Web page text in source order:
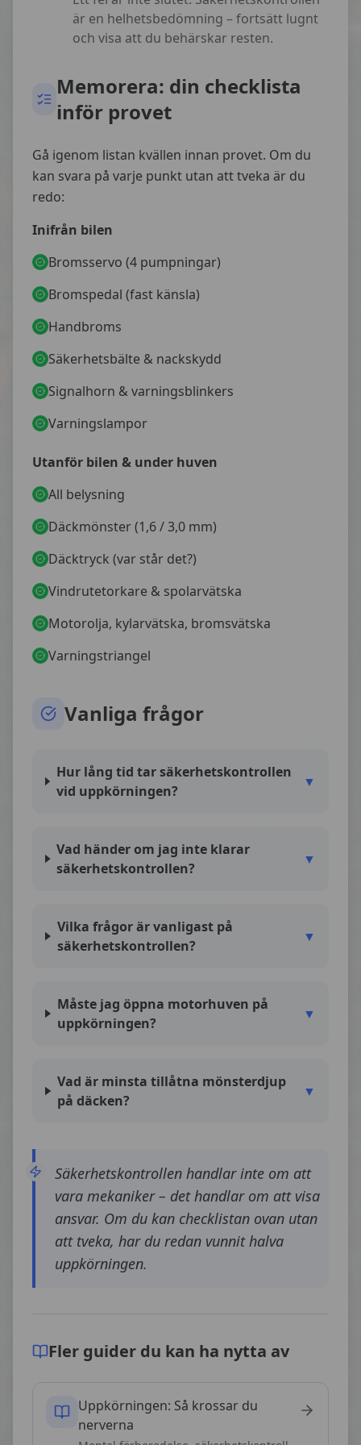
är en helhetsbedömning – fortsätt lugnt
och visa att du behärskar resten.
Memorera: din checklista
inför provet
Gå igenom listan kvällen innan provet. Om du
kan svara på varje punkt utan att tveka är du
redo:
Inifrån bilen
Bromsservo (4 pumpningar)
Bromspedal (fast känsla)
Handbroms
Säkerhetsbälte & nackskydd
Signalhorn & varningsblinkers
Varningslampor
Utanför bilen & under huven
All belysning
Däckmönster (1,6 / 3,0 mm)
Däcktryck (var står det?)
Vindrutetorkare & spolarvätska
Motorolja, kylarvätska, bromsvätska
Varningstriangel
Vanliga frågor
Hur lång tid tar säkerhetskontrollen
vid uppkörningen?
▼
Vad händer om jag inte klarar
säkerhetskontrollen?
▼
Vilka frågor är vanligast på
säkerhetskontrollen?
▼
Måste jag öppna motorhuven på
uppkörningen?
▼
Vad är minsta tillåtna mönsterdjup
på däcken?
▼
Säkerhetskontrollen handlar inte om att
vara mekaniker – det handlar om att visa
ansvar. Om du kan checklistan ovan utan
att tveka, har du redan vunnit halva
uppkörningen.
Fler guider du kan ha nytta av
Uppkörningen: Så krossar du
nerverna